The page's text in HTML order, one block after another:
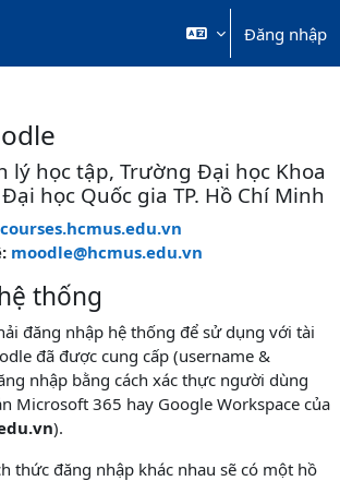
Đăng nhập
lý học tập, Trường Đại học Khoa
học Quốc gia TP. Hồ Chí Minh
courses.hcmus.edu.vn
moodle@hcmus.edu.vn
thống
đăng nhập hệ thống để sử dụng với tài
đã được cung cấp (username &
nhập bằng cách xác thực người dùng
Microsoft 365 hay Google Workspace của
).
thức đăng nhập khác nhau sẽ có một hồ